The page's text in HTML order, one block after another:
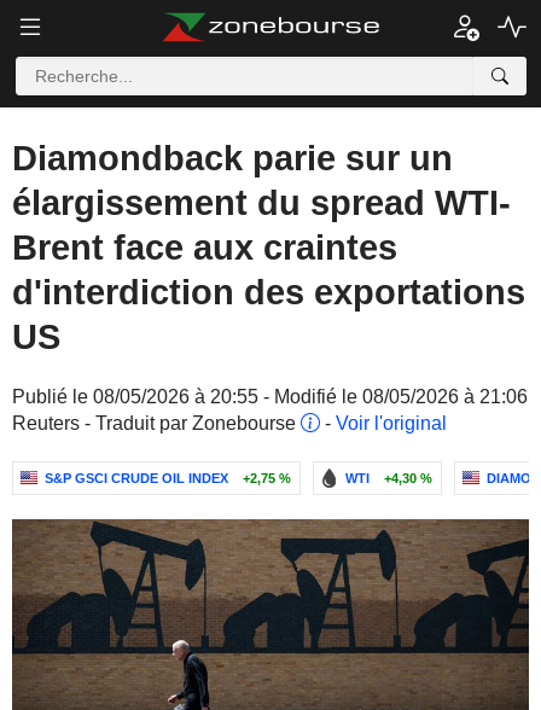
Diamondback parie sur un
élargissement du spread WTI-
Brent face aux craintes
d'interdiction des exportations
US
Publié le 08/05/2026 à 20:55 - Modifié le 08/05/2026 à 21:06
Reuters - Traduit par Zonebourse
- Voir l'original
S&P GSCI CRUDE OIL INDEX +2,75 % WTI +4,30 %